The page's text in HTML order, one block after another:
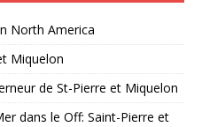
North America
Miquelon
de St-Pierre et Miquelon
dans le Off: Saint-Pierre et